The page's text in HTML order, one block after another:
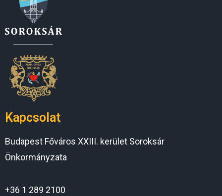
Kapcsolat
Budapest Főváros XXIII. kerület Soroksár
Önkormányzata
+36 1 289 2100